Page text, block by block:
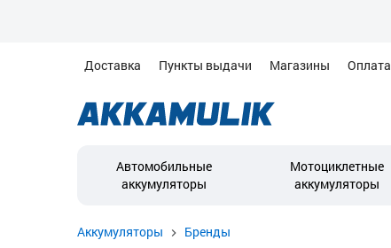
Доставка Пункты выдачи Магазины Оплата
Автомобильные
аккумуляторы
Мотоциклетные
аккумуляторы
Аккумуляторы Бренды